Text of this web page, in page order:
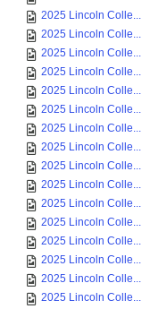
2025 Lincoln Colle...
2025 Lincoln Colle...
2025 Lincoln Colle...
2025 Lincoln Colle...
2025 Lincoln Colle...
2025 Lincoln Colle...
2025 Lincoln Colle...
2025 Lincoln Colle...
2025 Lincoln Colle...
2025 Lincoln Colle...
2025 Lincoln Colle...
2025 Lincoln Colle...
2025 Lincoln Colle...
2025 Lincoln Colle...
2025 Lincoln Colle...
2025 Lincoln Colle...